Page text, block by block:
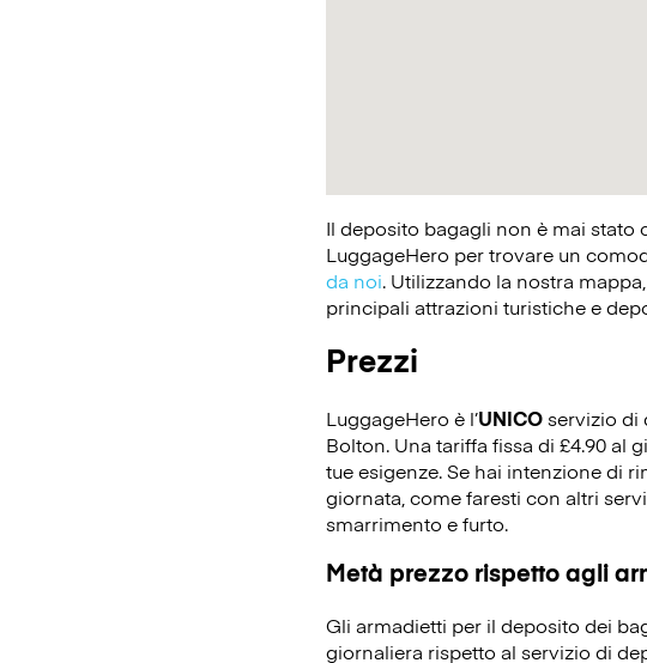
Il deposito bagagli non è mai stato
LuggageHero per trovare un
da noi. Utilizzando la nostra
principali attrazioni turistiche e
Prezzi
LuggageHero è l’UNICOservizio di
Bolton. Una tariffa fissa di £4.90 al
tue esigenze. Se hai intenzione di
giornata, come faresti con altri
smarrimento e furto.
Metà prezzo rispetto agli
Gli armadietti per il deposito dei
giornaliera rispetto al servizio di